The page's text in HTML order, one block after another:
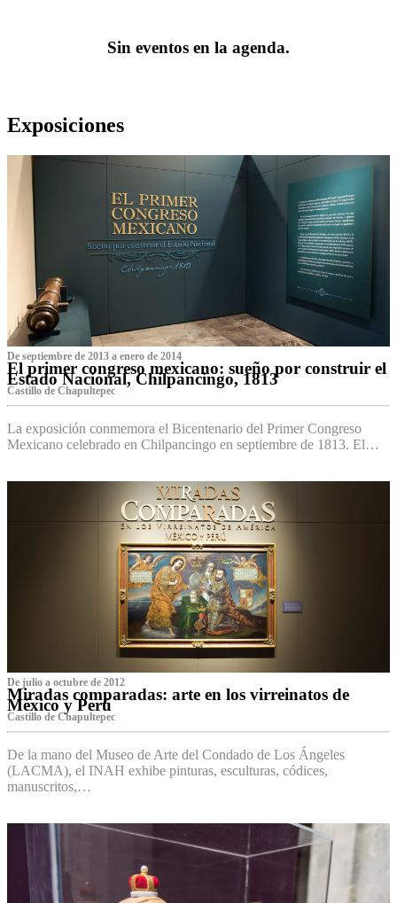
Sin eventos en la agenda.
Exposiciones
De septiembre de 2013 a enero de 2014
El primer congreso mexicano: sueño por construir el
Estado Nacional, Chilpancingo, 1813
Castillo de Chapultepec
La exposición conmemora el Bicentenario del Primer Congreso
Mexicano celebrado en Chilpancingo en septiembre de 1813. El…
De julio a octubre de 2012
Miradas comparadas: arte en los virreinatos de
México y Perú
Castillo de Chapultepec
De la mano del Museo de Arte del Condado de Los Ángeles
(LACMA), el INAH exhibe pinturas, esculturas, códices,
manuscritos,…